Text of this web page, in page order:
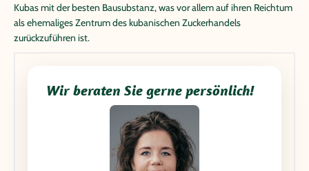
Kubas mit der besten Bausubstanz, was vor allem auf ihren Reichtum
als ehemaliges Zentrum des kubanischen Zuckerhandels
zurückzuführen ist.
Wir beraten Sie gerne persönlich!